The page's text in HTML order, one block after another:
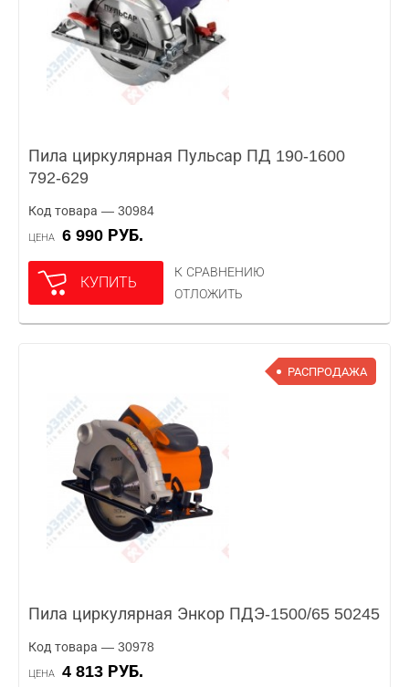
Пила циркулярная Пульсар ПД 190-1600
792-629
Код товара — 30984
ЦЕНА 6 990 РУБ.
КУПИТЬ
К СРАВНЕНИЮ
ОТЛОЖИТЬ
РАСПРОДАЖА
Пила циркулярная Энкор ПДЭ-1500/65 50245
Код товара — 30978
ЦЕНА 4 813 РУБ.